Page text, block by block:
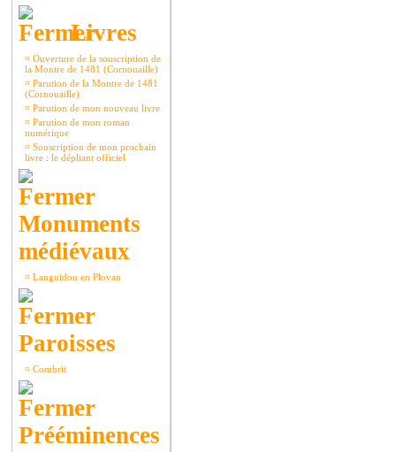
Livres
¤ Ouverture de la souscription de
la Montre de 1481 (Cornouaille)
¤ Parution de la Montre de 1481
(Cornouaille)
¤ Parution de mon nouveau livre
¤ Parution de mon roman
numérique
¤ Souscription de mon prochain
livre : le dépliant officiel
Monuments
médiévaux
¤ Languidou en Plovan
Paroisses
¤ Combrit
Prééminences